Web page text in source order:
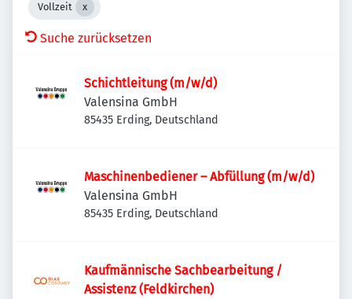
Vollzeit
Suche zurücksetzen
Schichtleitung (m/w/d)
Valensina GmbH
85435 Erding, Deutschland
Maschinenbediener – Abfüllung (m/w/d)
Valensina GmbH
85435 Erding, Deutschland
Kaufmännische Sachbearbeitung /
Assistenz (Feldkirchen)